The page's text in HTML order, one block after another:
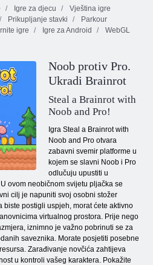
Igre za djecu
Vještina igre
Prikupljanje stavki
Parkour
igre Igre za Android
WebGL
Noob protiv Pro.
Ukradi Brainrot
Steal a Brainrot with
Noob and Pro!
Igra Steal a Brainrot with
Noob and Pro otvara
zabavni svemir platforme u
kojem se slavni Noob i Pro
odlučuju upustiti u
ovom neobičnom svijetu pljačka se
cilj je napuniti svoj osobni stožer
biste postigli uspjeh, morat ćete aktivno
virtualnog prostora. Prije nego
iznimno je važno pobrinuti se za
saveznika. Morate posjetiti posebne
Zarađivanje novčića zahtijeva
u kontroli vašeg karaktera. Pokažite